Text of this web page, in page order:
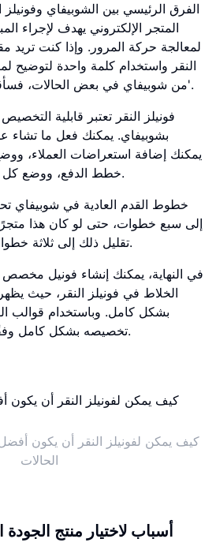
الفرق الرئيسي بين الشوبيفاي
المتجر الإلكتروني يهدف لإجراء
لمعالجة حركة المرور. وإذا كنت تريد
النقر واستخدام كلمة واحدة لتوضيح
من شوبيفاي في بعض الحالات، فسأقول 'قابلية التخصيص'.
فونيلز النقر تعتبر قابلية
بشوبيفاي. يمكنك فعل ما تشاء
يمكنك إضافة استعراضات العملاء،
خطط الدفع، ووضع كل شيء تقريبًا أينما تريد.
خطوط القدم العادية في شوبيفاي
إلى سبع خطوات، حتى لو كان هذا متجرًا
تقليل ذلك إلى ثلاثة خطوات إذا كنت ترغب حقًا.
في النهاية، يمكنك إنشاء فونيل مخصص
الخلاط في فونيلز النقر، حيث
بشكل كامل. وباستخدام قوالب
تخصيصه بشكل كامل وفقًا لاحتياجاتك ورغباتك.
كيف يمكن لفونيلز النقر أن يكون
الحالات